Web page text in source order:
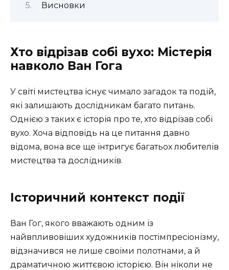
Висновки
Хто відрізав собі вухо: Містерія
навколо Ван Гога
У світі мистецтва існує чимало загадок та подій,
які залишають дослідникам багато питань.
Однією з таких є історія про те, хто відрізав собі
вухо. Хоча відповідь на це питання давно
відома, вона все ще інтригує багатьох любителів
мистецтва та дослідників.
Історичний контекст події
Ван Гог, якого вважають одним із
найвпливовіших художників постімпресіонізму,
відзначився не лише своїми полотнами, а й
драматичною життєвою історією. Він ніколи не